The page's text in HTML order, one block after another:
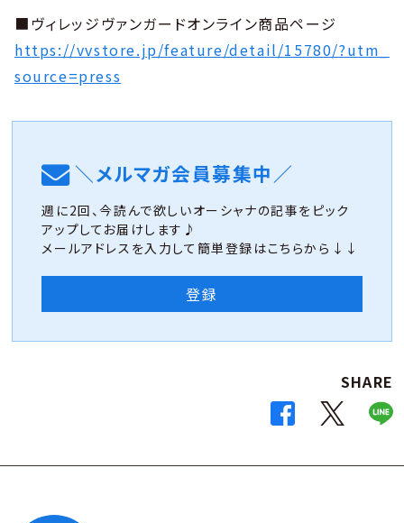
■ヴィレッジヴァンガードオンライン商品ページ
https://vvstore.jp/feature/detail/15780/?utm_
source=press
＼メルマガ会員募集中／
週に2回、今読んで欲しいオーシャナの記事をピック
アップしてお届けします♪
メールアドレスを入力して簡単登録はこちらから↓↓
登録
SHARE